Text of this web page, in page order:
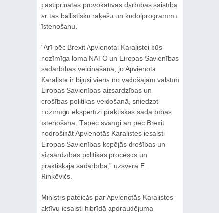
pastiprinātās provokatīvās darbības saistībā
ar tās ballistisko raķešu un kodolprogrammu
īstenošanu.
“Arī pēc Brexit Apvienotai Karalistei būs
nozīmīga loma NATO un Eiropas Savienības
sadarbības veicināšanā, jo Apvienotā
Karaliste ir bijusi viena no vadošajām valstīm
Eiropas Savienības aizsardzības un
drošības politikas veidošanā, sniedzot
nozīmīgu ekspertīzi praktiskās sadarbības
īstenošanā. Tāpēc svarīgi arī pēc Brexit
nodrošināt Apvienotās Karalistes iesaisti
Eiropas Savienības kopējās drošības un
aizsardzības politikas procesos un
praktiskajā sadarbībā,” uzsvēra E.
Rinkēvičs.
Ministrs pateicās par Apvienotās Karalistes
aktīvu iesaisti hibrīdā apdraudējuma